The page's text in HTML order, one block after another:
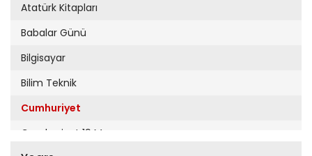
Atatürk Kitapları
Babalar Günü
Bilgisayar
Bilim Teknik
Cumhuriyet
Cumhuriyet 19 Mayıs